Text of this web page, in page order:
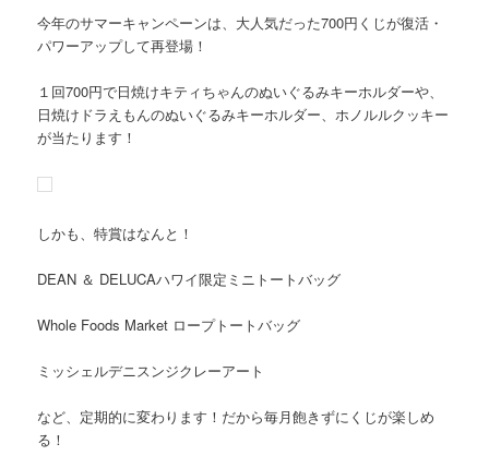
今年のサマーキャンペーンは、大人気だった700円くじが復活・
パワーアップして再登場！
１回700円で日焼けキティちゃんのぬいぐるみキーホルダーや、
日焼けドラえもんのぬいぐるみキーホルダー、ホノルルクッキー
が当たります！
しかも、特賞はなんと！
DEAN ＆ DELUCAハワイ限定ミニトートバッグ
Whole Foods Market ロープトートバッグ
ミッシェルデニスンジクレーアート
など、定期的に変わります！だから毎月飽きずにくじが楽しめ
る！